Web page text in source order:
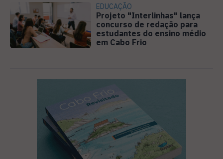
EDUCAÇÃO
Projeto "Interlinhas" lança
concurso de redação para
estudantes do ensino médio
em Cabo Frio